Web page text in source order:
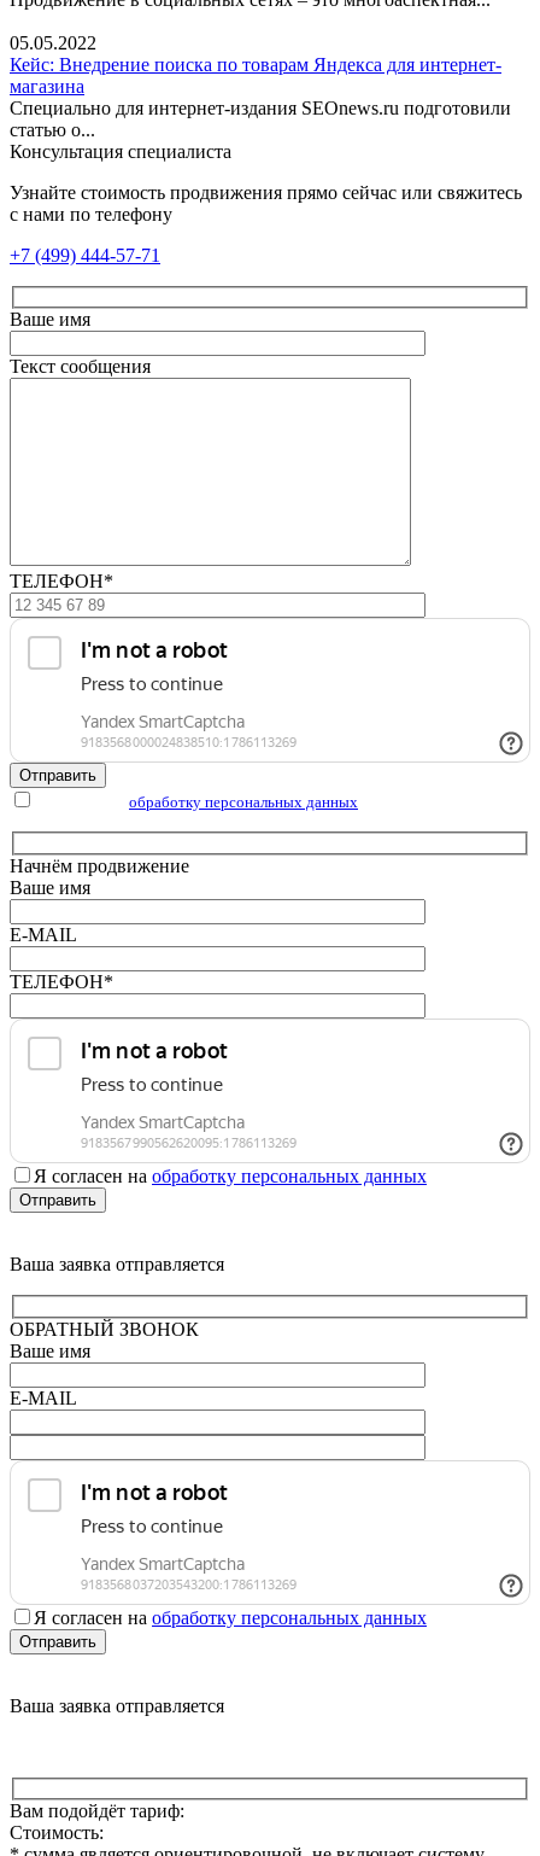
05.05.2022
Кейс: Внедрение поиска по товарам Яндекса для интернет-
магазина
Специально для интернет-издания SEOnews.ru подготовили
статью о...
Консультация специалиста
Узнайте стоимость продвижения прямо сейчас или свяжитесь
с нами по телефону
+7 (499) 444-57-71
Ваше имя
Текст сообщения
ТЕЛЕФОН*
Отправить
обработку персональных данных
Начнём продвижение
Ваше имя
E-MAIL
ТЕЛЕФОН*
Я согласен на обработку персональных данных
Отправить
Ваша заявка отправляется
ОБРАТНЫЙ ЗВОНОК
Ваше имя
E-MAIL
Я согласен на обработку персональных данных
Отправить
Ваша заявка отправляется
Вам подойдёт тариф:
Стоимость: